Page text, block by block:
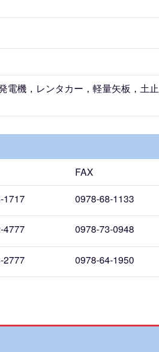
電機，レンタカー，軽量矢板，土止
FAX
1717 0978-68-1133
4777 0978-73-0948
2777 0978-64-1950